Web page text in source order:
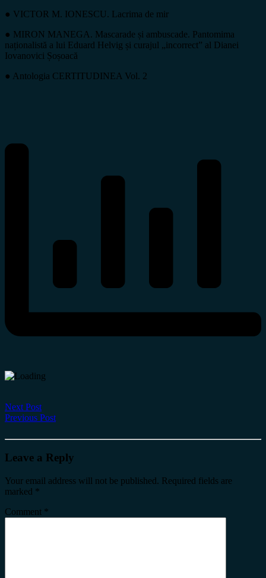
● VICTOR M. IONESCU. Lacrima de mir
● MIRON MANEGA. Mascarade și ambuscade. Pantomima
naționalistă a lui Eduard Helvig și curajul „incorrect” al Dianei
Iovanovici Șoșoacă
● Antologia CERTITUDINEA Vol. 2
Next Post
Previous Post
Leave a Reply
Your email address will not be published. Required fields are
marked *
Comment *